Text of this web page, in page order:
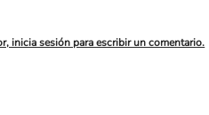
inicia sesión para escribir un comentario.